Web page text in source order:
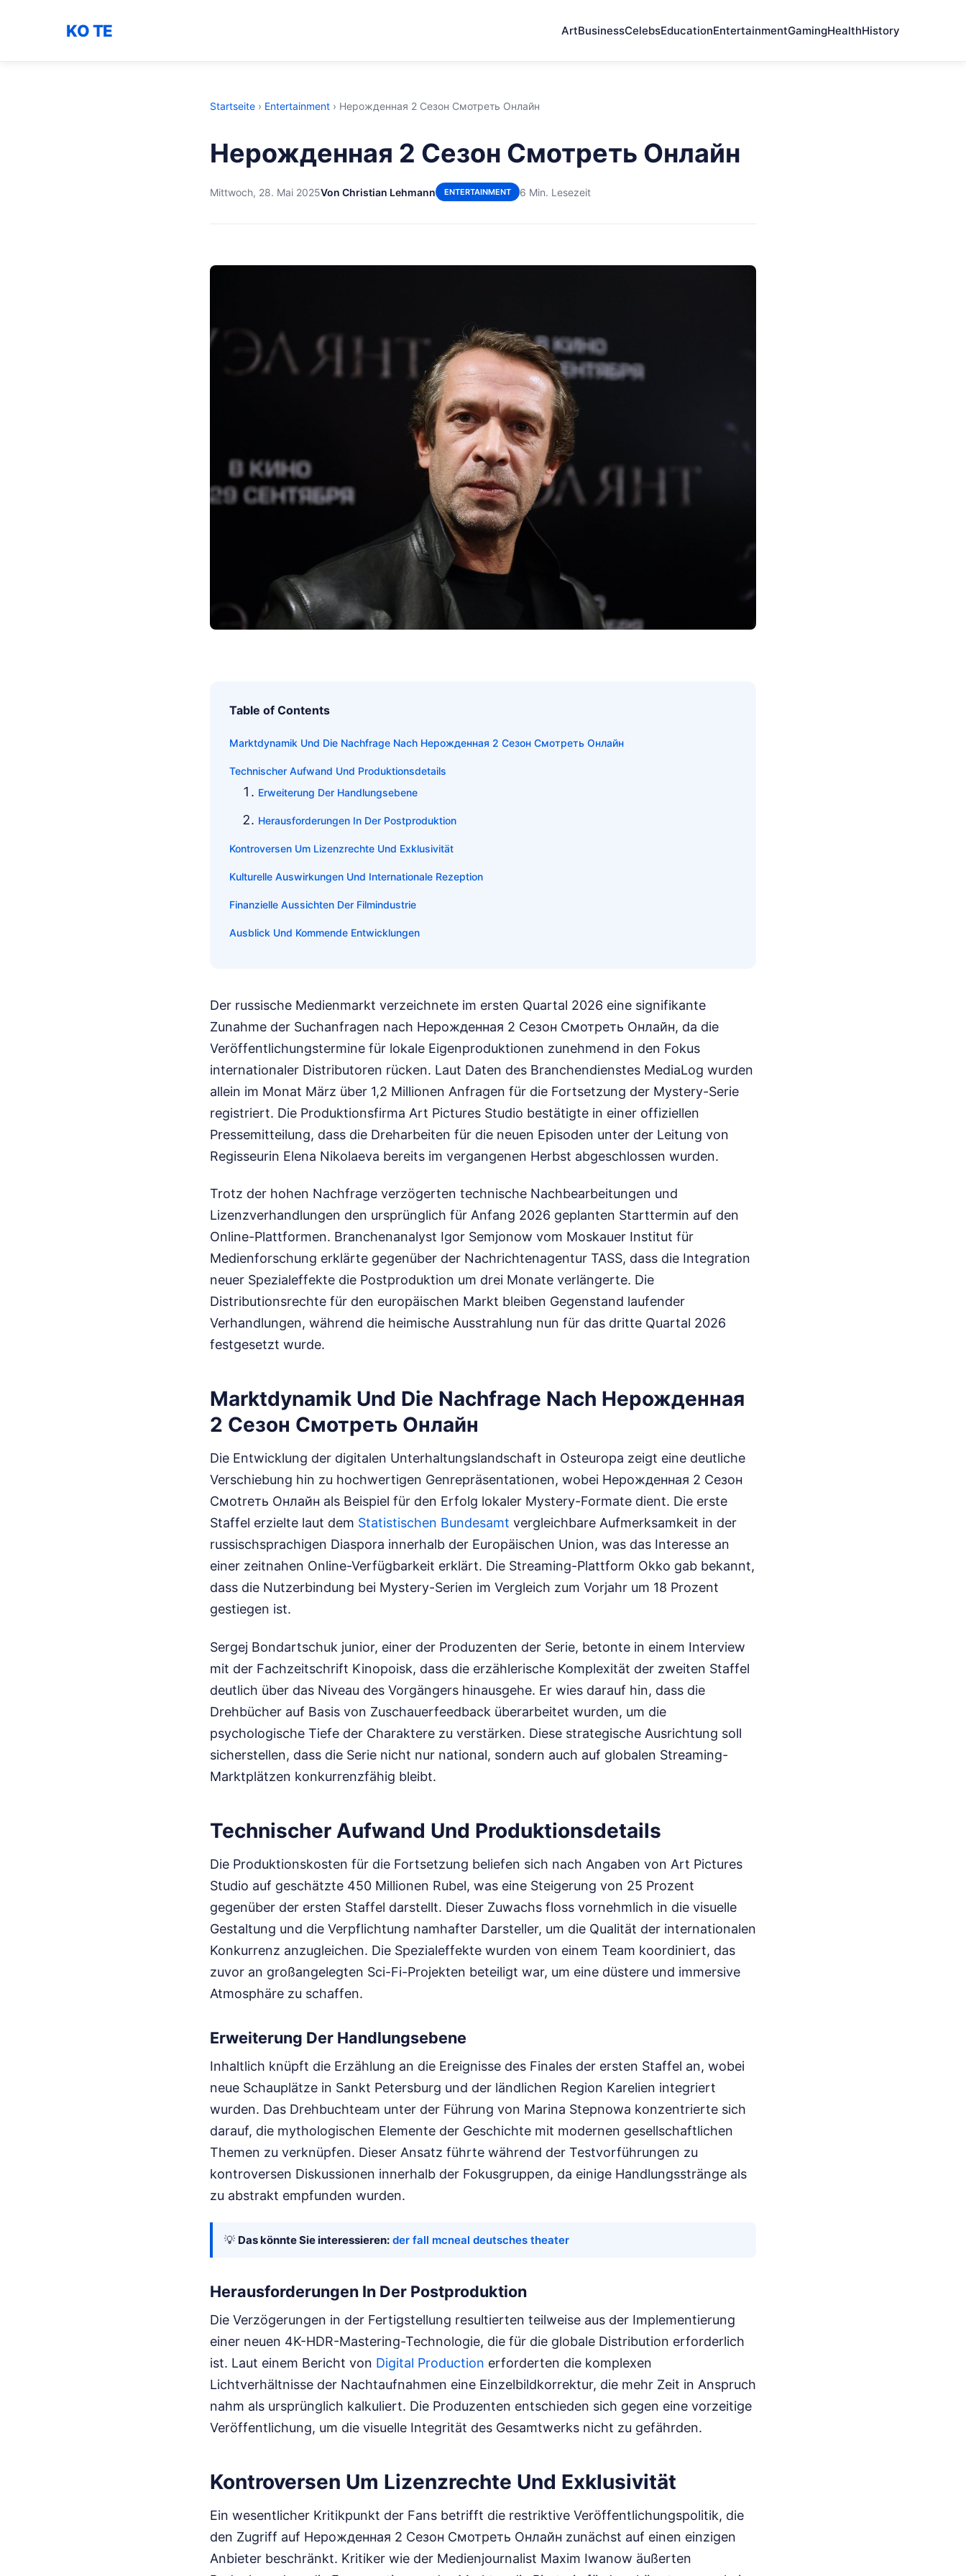
KO TE ArtBusinessCelebsEducationEntertainmentGamingHealthHistory
Startseite › Entertainment › Нерожденная 2 Сезон Смотреть Онлайн
Нерожденная 2 Сезон Смотреть Онлайн
Mittwoch, 28. Mai 2025Von Christian Lehmann ENTERTAINMENT 6 Min. Lesezeit
Table of Contents
Marktdynamik Und Die Nachfrage Nach Нерожденная 2 Сезон Смотреть Онлайн
Technischer Aufwand Und Produktionsdetails
Erweiterung Der Handlungsebene
Herausforderungen In Der Postproduktion
Kontroversen Um Lizenzrechte Und Exklusivität
Kulturelle Auswirkungen Und Internationale Rezeption
Finanzielle Aussichten Der Filmindustrie
Ausblick Und Kommende Entwicklungen
Der russische Medienmarkt verzeichnete im ersten Quartal 2026 eine signifikante
Zunahme der Suchanfragen nach Нерожденная 2 Сезон Смотреть Онлайн, da die
Veröffentlichungstermine für lokale Eigenproduktionen zunehmend in den Fokus
internationaler Distributoren rücken. Laut Daten des Branchendienstes MediaLog wurden
allein im Monat März über 1,2 Millionen Anfragen für die Fortsetzung der Mystery-Serie
registriert. Die Produktionsfirma Art Pictures Studio bestätigte in einer offiziellen
Pressemitteilung, dass die Dreharbeiten für die neuen Episoden unter der Leitung von
Regisseurin Elena Nikolaeva bereits im vergangenen Herbst abgeschlossen wurden.
Trotz der hohen Nachfrage verzögerten technische Nachbearbeitungen und
Lizenzverhandlungen den ursprünglich für Anfang 2026 geplanten Starttermin auf den
Online-Plattformen. Branchenanalyst Igor Semjonow vom Moskauer Institut für
Medienforschung erklärte gegenüber der Nachrichtenagentur TASS, dass die Integration
neuer Spezialeffekte die Postproduktion um drei Monate verlängerte. Die
Distributionsrechte für den europäischen Markt bleiben Gegenstand laufender
Verhandlungen, während die heimische Ausstrahlung nun für das dritte Quartal 2026
festgesetzt wurde.
Marktdynamik Und Die Nachfrage Nach Нерожденная
2 Сезон Смотреть Онлайн
Die Entwicklung der digitalen Unterhaltungslandschaft in Osteuropa zeigt eine deutliche
Verschiebung hin zu hochwertigen Genrepräsentationen, wobei Нерожденная 2 Сезон
Смоtreть Онлайн als Beispiel für den Erfolg lokaler Mystery-Formate dient. Die erste
Staffel erzielte laut dem Statistischen Bundesamt vergleichbare Aufmerksamkeit in der
russischsprachigen Diaspora innerhalb der Europäischen Union, was das Interesse an
einer zeitnahen Online-Verfügbarkeit erklärt. Die Streaming-Plattform Okko gab bekannt,
dass die Nutzerbindung bei Mystery-Serien im Vergleich zum Vorjahr um 18 Prozent
gestiegen ist.
Sergej Bondartschuk junior, einer der Produzenten der Serie, betonte in einem Interview
mit der Fachzeitschrift Kinopoisk, dass die erzählerische Komplexität der zweiten Staffel
deutlich über das Niveau des Vorgängers hinausgehe. Er wies darauf hin, dass die
Drehbücher auf Basis von Zuschauerfeedback überarbeitet wurden, um die
psychologische Tiefe der Charaktere zu verstärken. Diese strategische Ausrichtung soll
sicherstellen, dass die Serie nicht nur national, sondern auch auf globalen Streaming-
Marktplätzen konkurrenzfähig bleibt.
Technischer Aufwand Und Produktionsdetails
Die Produktionskosten für die Fortsetzung beliefen sich nach Angaben von Art Pictures
Studio auf geschätzte 450 Millionen Rubel, was eine Steigerung von 25 Prozent
gegenüber der ersten Staffel darstellt. Dieser Zuwachs floss vornehmlich in die visuelle
Gestaltung und die Verpflichtung namhafter Darsteller, um die Qualität der internationalen
Konkurrenz anzugleichen. Die Spezialeffekte wurden von einem Team koordiniert, das
zuvor an großangelegten Sci-Fi-Projekten beteiligt war, um eine düstere und immersive
Atmosphäre zu schaffen.
Erweiterung Der Handlungsebene
Inhaltlich knüpft die Erzählung an die Ereignisse des Finales der ersten Staffel an, wobei
neue Schauplätze in Sankt Petersburg und der ländlichen Region Karelien integriert
wurden. Das Drehbuchteam unter der Führung von Marina Stepnowa konzentrierte sich
darauf, die mythologischen Elemente der Geschichte mit modernen gesellschaftlichen
Themen zu verknüpfen. Dieser Ansatz führte während der Testvorführungen zu
kontroversen Diskussionen innerhalb der Fokusgruppen, da einige Handlungsstränge als
zu abstrakt empfunden wurden.
💡 Das könnte Sie interessieren: der fall mcneal deutsches theater
Herausforderungen In Der Postproduktion
Die Verzögerungen in der Fertigstellung resultierten teilweise aus der Implementierung
einer neuen 4K-HDR-Mastering-Technologie, die für die globale Distribution erforderlich
ist. Laut einem Bericht von Digital Production erforderten die komplexen
Lichtverhältnisse der Nachtaufnahmen eine Einzelbildkorrektur, die mehr Zeit in Anspruch
nahm als ursprünglich kalkuliert. Die Produzenten entschieden sich gegen eine vorzeitige
Veröffentlichung, um die visuelle Integrität des Gesamtwerks nicht zu gefährden.
Kontroversen Um Lizenzrechte Und Exklusivität
Ein wesentlicher Kritikpunkt der Fans betrifft die restriktive Veröffentlichungspolitik, die
den Zugriff auf Нерожденная 2 Сезон Смотреть Онлайн zunächst auf einen einzigen
Anbieter beschränkt. Kritiker wie der Medienjournalist Maxim Iwanow äußerten